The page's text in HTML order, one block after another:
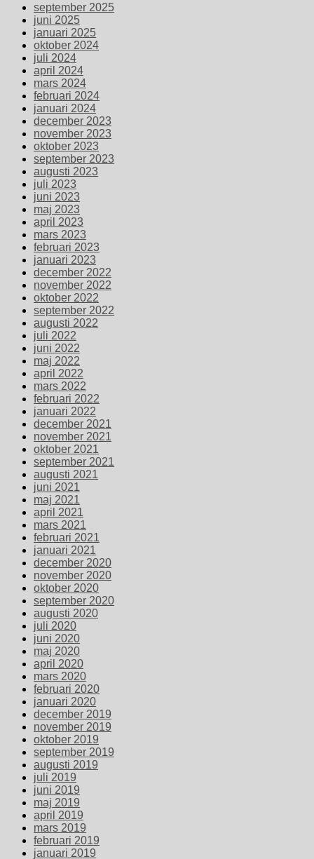
september 2025
juni 2025
januari 2025
oktober 2024
juli 2024
april 2024
mars 2024
februari 2024
januari 2024
december 2023
november 2023
oktober 2023
september 2023
augusti 2023
juli 2023
juni 2023
maj 2023
april 2023
mars 2023
februari 2023
januari 2023
december 2022
november 2022
oktober 2022
september 2022
augusti 2022
juli 2022
juni 2022
maj 2022
april 2022
mars 2022
februari 2022
januari 2022
december 2021
november 2021
oktober 2021
september 2021
augusti 2021
juni 2021
maj 2021
april 2021
mars 2021
februari 2021
januari 2021
december 2020
november 2020
oktober 2020
september 2020
augusti 2020
juli 2020
juni 2020
maj 2020
april 2020
mars 2020
februari 2020
januari 2020
december 2019
november 2019
oktober 2019
september 2019
augusti 2019
juli 2019
juni 2019
maj 2019
april 2019
mars 2019
februari 2019
januari 2019